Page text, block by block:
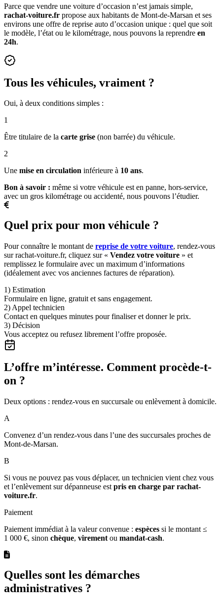
Parce que vendre une voiture d’occasion n’est jamais simple,
rachat-voiture.fr propose aux habitants de Mont-de-Marsan et ses
environs une offre de reprise auto d’occasion unique : quel que soit
le modèle, l’état ou le kilométrage, nous pouvons la reprendre en
24h.
Tous les véhicules, vraiment ?
Oui, à deux conditions simples :
1
Être titulaire de la carte grise (non barrée) du véhicule.
2
Une mise en circulation inférieure à 10 ans.
Bon à savoir : même si votre véhicule est en panne, hors-service,
avec un gros kilométrage ou accidenté, nous pouvons l’étudier.
Quel prix pour mon véhicule ?
Pour connaître le montant de reprise de votre voiture, rendez-vous
sur rachat-voiture.fr, cliquez sur « Vendez votre voiture » et
remplissez le formulaire avec un maximum d’informations
(idéalement avec vos anciennes factures de réparation).
1) Estimation
Formulaire en ligne, gratuit et sans engagement.
2) Appel technicien
Contact en quelques minutes pour finaliser et donner le prix.
3) Décision
Vous acceptez ou refusez librement l’offre proposée.
L’offre m’intéresse. Comment procède-t-
on ?
Deux options : rendez-vous en succursale ou enlèvement à domicile.
A
Convenez d’un rendez-vous dans l’une des succursales proches de
Mont-de-Marsan.
B
Si vous ne pouvez pas vous déplacer, un technicien vient chez vous
et l’enlèvement sur dépanneuse est pris en charge par rachat-
voiture.fr.
Paiement
Paiement immédiat à la valeur convenue : espèces si le montant ≤
1 000 €, sinon chèque, virement ou mandat-cash.
Quelles sont les démarches
administratives ?